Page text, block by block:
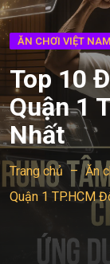
ĂN CHƠI VIỆT NAM
Top 10
Quận 1
Nhất
Trang chủ – Ăn
Quận 1 TP.HCM